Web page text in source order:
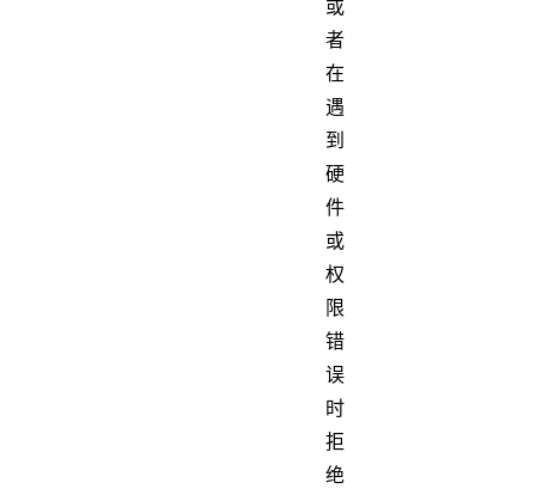
或
者
在
遇
到
硬
件
或
权
限
错
误
时
拒
绝